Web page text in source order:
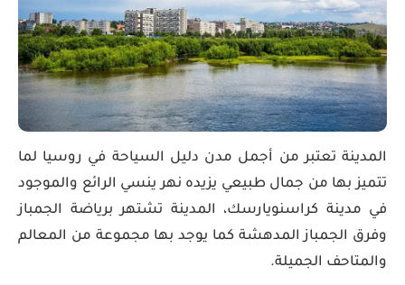
المدينة تعتبر من أجمل مدن دليل السياحة في روسيا لما
تتميز بها من جمال طبيعي يزيده نهر ينسي الرائع والموجود
في مدينة كراسنويارسك، المدينة تشتهر برياضة الجمباز
وفرق الجمباز المدهشة كما يوجد بها مجموعة من المعالم
والمتاحف الجميلة.